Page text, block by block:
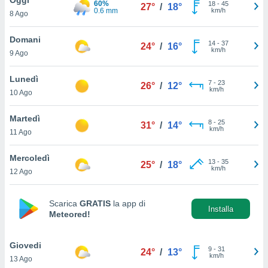
è
al sito
di
ci
di
il
un
la
nella
8 Ago
60%
0.6 mm
27° / 18° 18- 45
km/h
Domani
9 Ago
24° / 16° 14- 37
km/h
Lunedì
10 Ago
26° / 12° 7- 23
km/h
Martedì
11 Ago
31° / 14° 8- 25
km/h
Mercoledì
12 Ago
25° / 18° 13- 35
km/h
Scarica GRATIS la app di
Meteored!
Installa
Giovedi
13 Ago
24° / 13° 9- 31
km/h